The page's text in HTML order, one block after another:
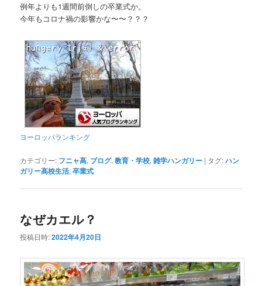
例年よりも1週間前倒しの卒業式か。
今年もコロナ禍の影響かな〜〜？？？
ヨーロッパランキング
カテゴリー: フニャ高, ブログ,教育・学校,雑学ハンガリー | タグ:ハン
ガリー高校生活,卒業式
なぜカエル？
投稿日時:2022年4月20日